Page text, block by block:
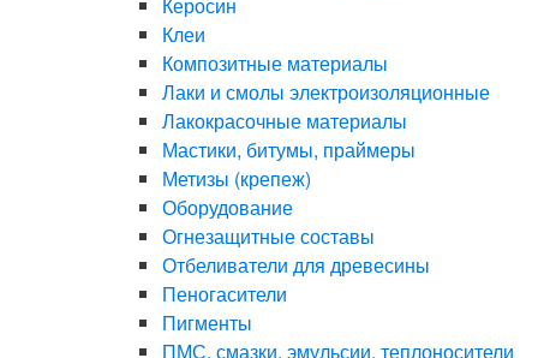
Клеи
Композитные материалы
Лаки и смолы электроизоляционные
Лакокрасочные материалы
Мастики, битумы, праймеры
Метизы (крепеж)
Оборудование
Огнезащитные составы
Отбеливатели для древесины
Пеногасители
Пигменты
ПМС, смазки, эмульсии, теплоносители